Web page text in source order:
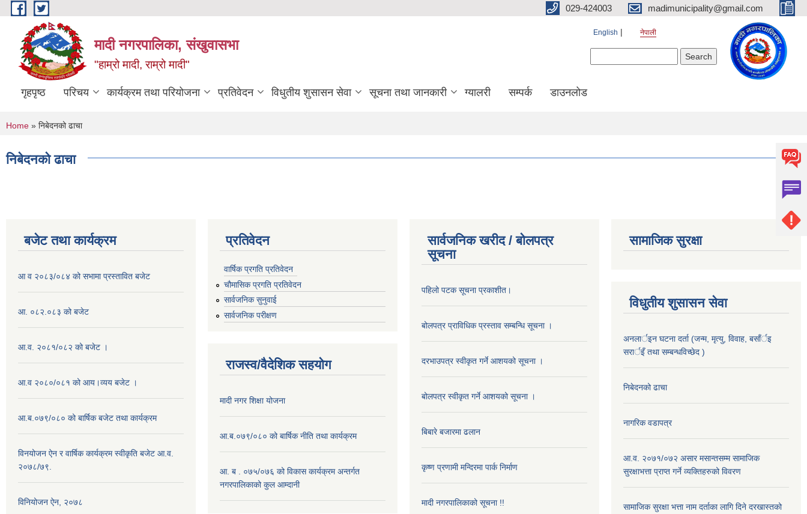
Skip to main content 029-424003 madimunicipality@gmail.com
मादी नगरपालिका, संखुवासभा
"हाम्रो मादी, राम्रो मादी"
English नेपाली
गृहपृष्ठ परिचय कार्यक्रम तथा परियोजना प्रतिवेदन विधुतीय शुसासन सेवा सूचना तथा जानकारी ग्यालरी सम्पर्क डाउनलोड
You are here
Home » निबेदनको ढाचा
निबेदनको ढाचा
बजेट तथा कार्यक्रम
आ व २०८३/०८४ को सभामा प्रस्तावित बजेट
आ. ०८२.०८३ को बजेट
आ.व. २०८१/०८२ को बजेट ।
आ.व २०८०/०८१ को आय।व्यय बजेट ।
आ.ब.०७९/०८० को बार्षिक बजेट तथा कार्यक्रम
विनयोजन ऐन र वार्षिक कार्यक्रम स्वीकृति बजेट आ.व.
२०७८/७९.
विनियोजन ऐन, २०७८
प्रतिवेदन
वार्षिक प्रगति प्रतिवेदन
चौमासिक प्रगति प्रतिवेदन
सार्वजनिक सुनुवाई
सार्वजनिक परीक्षण
राजस्व/वैदेशिक सहयोग
मादी नगर शिक्षा योजना
आ.ब.०७९/०८० को बार्षिक नीति तथा कार्यक्रम
आ. ब . ०७५/०७६ को विकास कार्यक्रम अन्तर्गत
नगरपालिकाको कुल आम्दानी
सार्वजनिक खरीद / बोलपत्र
सूचना
पहिलो पटक सूचना प्रकाशीत।
बोलपत्र प्राविधिक प्रस्ताव सम्बन्धि सूचना ।
दरभाउपत्र स्वीकृत गर्ने आशयको सूचना ।
बोलपत्र स्वीकृत गर्ने आशयको सूचना ।
बिबारे बजारमा ढलान
कृष्ण प्रणामी मन्दिरमा पार्क निर्माण
मादी नगरपालिकाको सूचना !!
सामाजिक सुरक्षा
विधुतीय शुसासन सेवा
अनलार्इन घटना दर्ता (जन्म, मृत्यु, विवाह, बसाँर्इ
सरार्इँ तथा सम्बन्धविच्छेद )
निबेदनको ढाचा
नागरिक वडापत्र
आ.व. २०७१/०७२ असार मसान्तसम्म सामाजिक
सुरक्षाभत्ता प्राप्त गर्ने व्यक्तिहरुको विवरण
सामाजिक सुरक्षा भत्ता नाम दर्ताका लागि दिने दरखास्तको